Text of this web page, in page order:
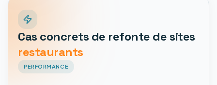
Cas concrets de refonte de sites
restaurants
PERFORMANCE